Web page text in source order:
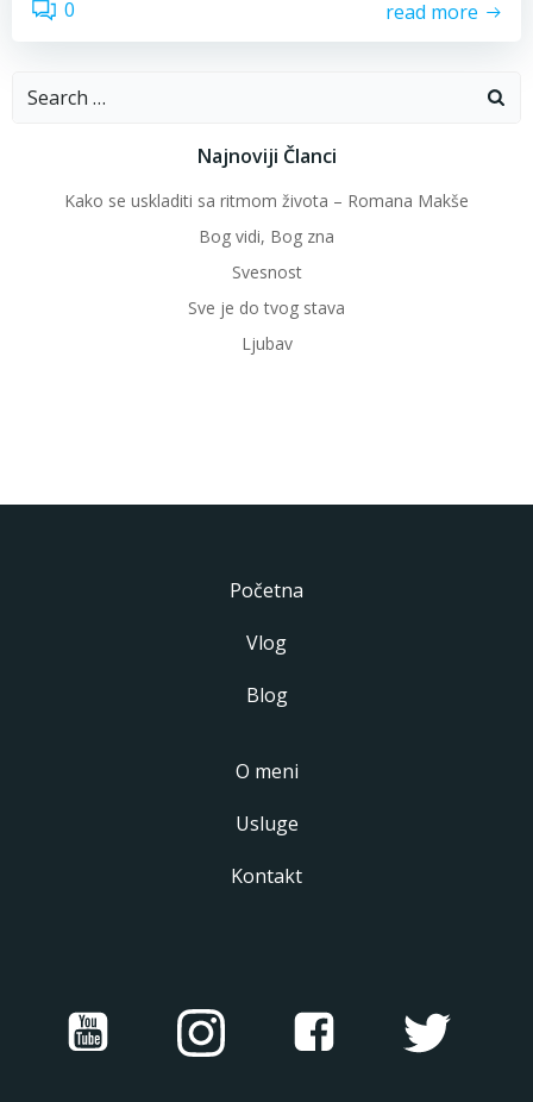
0 read more
Search
Najnoviji Članci
Kako se uskladiti sa ritmom života – Romana Makše
Bog vidi, Bog zna
Svesnost
Sve je do tvog stava
Ljubav
Početna
Vlog
Blog
O meni
Usluge
Kontakt